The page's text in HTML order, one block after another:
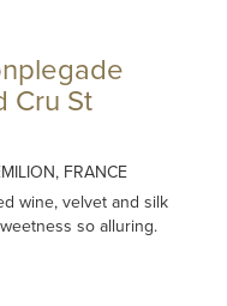
Cru St
FRANCE
wine, velvet and silk
so alluring.